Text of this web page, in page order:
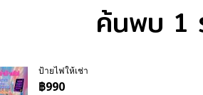
ค้นพบ 1
ป้ายไฟให้เช่า
฿990